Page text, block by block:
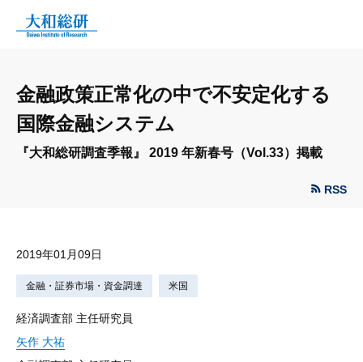
金融政策正常化の中で不安定化する
国際金融システム
『大和総研調査季報』 2019 年新春号（Vol.33）掲載
RSS
2019年01月09日
金融・証券市場・資金調達 米国
経済調査部 主任研究員
矢作 大祐